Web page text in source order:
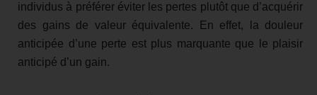
individus à préférer éviter les pertes plutôt que d’acquérir
des gains de valeur équivalente. En effet, la douleur
anticipée d’une perte est plus marquante que le plaisir
anticipé d’un gain.